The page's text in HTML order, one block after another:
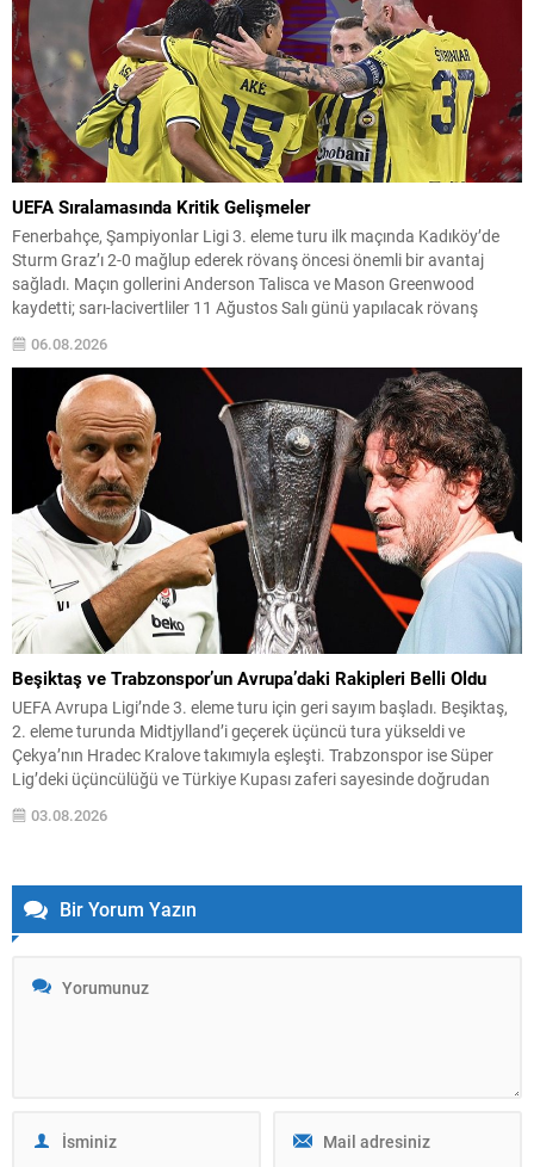
UEFA Sıralamasında Kritik Gelişmeler
Fenerbahçe, Şampiyonlar Ligi 3. eleme turu ilk maçında Kadıköy’de
Sturm Graz’ı 2-0 mağlup ederek rövanş öncesi önemli bir avantaj
sağladı. Maçın gollerini Anderson Talisca ve Mason Greenwood
kaydetti; sarı-lacivertliler 11 Ağustos Salı günü yapılacak rövanş
da etkisini hissettirebilir. Avrupa sahnesindeki diğer...
06.08.2026
Beşiktaş ve Trabzonspor’un Avrupa’daki Rakipleri Belli Oldu
UEFA Avrupa Ligi’nde 3. eleme turu için geri sayım başladı. Beşiktaş,
2. eleme turunda Midtjylland’i geçerek üçüncü tura yükseldi ve
Çekya’nın Hradec Kralove takımıyla eşleşti. Trabzonspor ise Süper
Lig’deki üçüncülüğü ve Türkiye Kupası zaferi sayesinde doğrudan
play-off turundan turnuvaya katılma hakkı elde etti. Play-off
Eşleşmeleri ve Tarihler Beşiktaş, 3. eleme...
03.08.2026
Bir Yorum Yazın